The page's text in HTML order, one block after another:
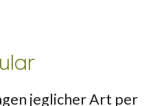
jeglicher Art per